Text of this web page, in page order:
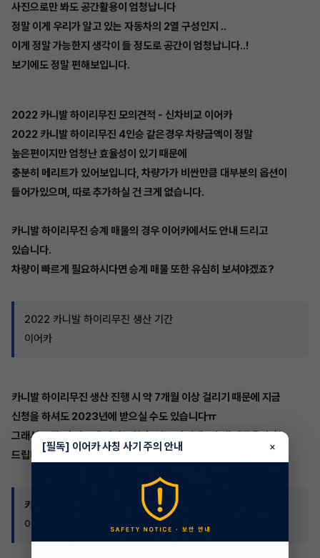
사진으로만 봐도 공간활용이 엄청납니다
정말 이게 우리가 알고 있는 자동차의 2열 구성인지 ..
이게 정말 가능한지 생각이 들 정도로 공간이 엄청납니다..!
보기에도 정말 편해보입니다.
2022 카니발 하이리무진 모의견적 - 신차비교 이어카
2022 카니발 하이리무진 4인승 같은경우 차량금액이 정말
높은편이지만 엄청난 효율성이 있기 때문에
충분히 메리트가 있어보입니다, 차량가가 비싼만큼 대부분의 옵션이
들어가있으며, 따로 추가하실 건 크게 없습니다.
카니발 하이리무진 승계 매물의 경우 이어카에서도 안내 드리고
있습니다.
차량이 빠르게 필요하시다면 승계 매물 또한 유심히 보셔야겠죠?
2022 카니발 하이리무진 생산 기간
이어카
카니발 하이리무진 생산 진행 시 약 7개월 이상 걸리기 때문에 지금
신청을 하셔도 2023년에 받으실 수도 있습니다ㅠ
그래서 조금 더 빠르게 받아보실 수 있는 장기렌트승계 매물을 추천
드립니다 !
카니발 하이리무진 9인승 디젤 프레스티지
이어카
[필독] 이어카 사칭 사기 주의 안내 ×